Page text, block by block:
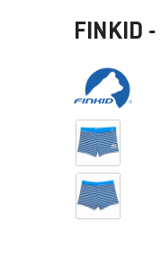
FINKID -